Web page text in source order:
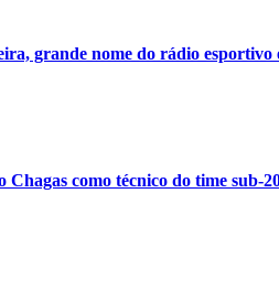
grande nome do rádio esportivo
como técnico do time sub-